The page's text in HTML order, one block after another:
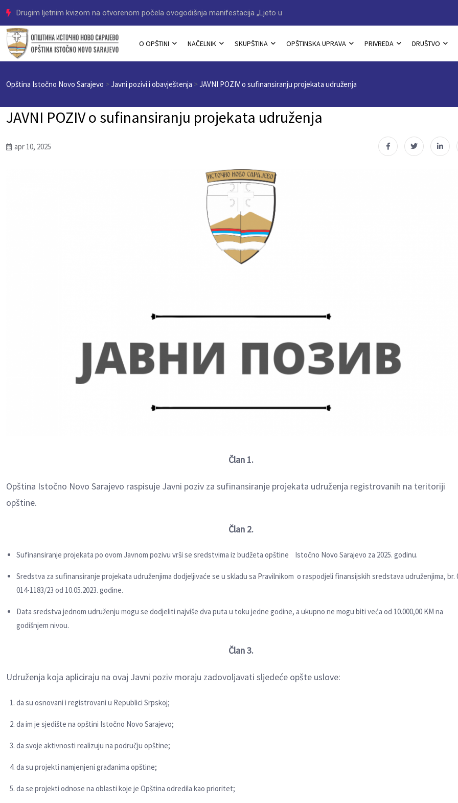
Program ovogodišnje manifestacije „LJeto u Istočnom Novom Sarajevu“
O OPŠTINI NAČELNIK SKUPŠTINA OPŠTINSKA UPRAVA PRIVREDA DRUŠTVO
Opština Istočno Novo Sarajevo >Javni pozivi i obavještenja >JAVNI POZIV o sufinansiranju projekata udruženja
JAVNI POZIV o sufinansiranju projekata udruženja
apr 10, 2025
Član 1.
Opština Istočno Novo Sarajevo raspisuje Javni poziv za sufinansiranje projekata udruženja registrovanih na teritoriji
opštine.
Član 2.
Sufinansiranje projekata po ovom Javnom pozivu vrši se sredstvima iz budžeta opštine Istočno Novo Sarajevo za 2025. godinu.
Sredstva za sufinansiranje projekata udruženjima dodjelјivaće se u skladu sa Pravilnikom o raspodjeli finansijskih sredstava udruženjima, br.
014-1183/23 od 10.05.2023. godine.
Data sredstva jednom udruženju mogu se dodjeliti najviše dva puta u toku jedne godine, a ukupno ne mogu biti veća od 10.000,00 KM na
godišnjem nivou.
Član 3.
Udruženja koja apliciraju na ovaj Javni poziv moraju zadovolјavati slјedeće opšte uslove:
da su osnovani i registrovani u Republici Srpskoj;
da im je sjedište na opštini Istočno Novo Sarajevo;
da svoje aktivnosti realizuju na području opštine;
da su projekti namjenjeni građanima opštine;
da se projekti odnose na oblasti koje je Opština odredila kao prioritet;